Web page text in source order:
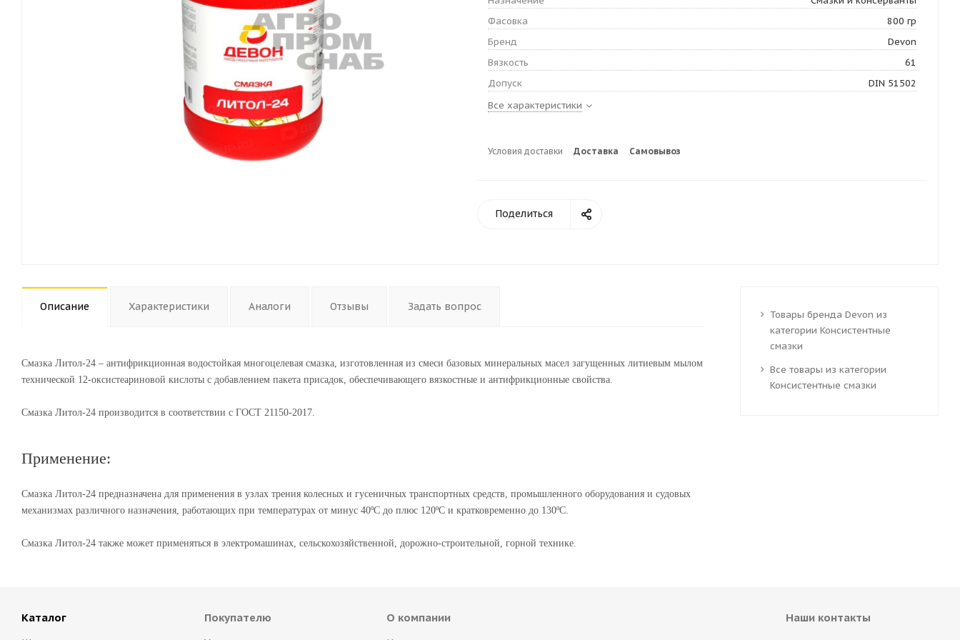
Фасовка
800 гр
Бренд
Devon
Вязкость
61
Допуск
DIN 51502
Все характеристики
Условия доставки Доставка Самовывоз
Поделиться
Описание Характеристики Аналоги Отзывы Задать вопрос
Смазка Литол-24 – антифрикционная водостойкая многоцелевая смазка, изготовленная из смеси базовых минеральных масел загущенных литиевым мылом
технической 12-оксистеариновой кислоты с добавлением пакета присадок, обеспечивающего вязкостные и антифрикционные свойства.
Смазка Литол-24 производится в соответствии с ГОСТ 21150-2017.
Применение:
Смазка Литол-24 предназначена для применения в узлах трения колесных и гусеничных транспортных средств, промышленного оборудования и судовых
механизмах различного назначения, работающих при температурах от минус 40ºС до плюс 120ºС и кратковременно до 130ºС.
Смазка Литол-24 также может применяться в электромашинах, сельскохозяйственной, дорожно-строительной, горной технике.
Товары бренда Devon из
категории Консистентные
смазки
Все товары из категории
Консистентные смазки
Каталог Покупателю О компании Наши контакты